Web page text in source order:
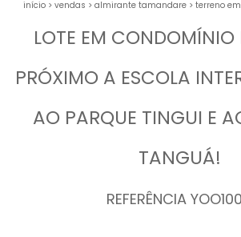
início > vendas > almirante tamandare > terreno
LOTE EM CONDOMÍNIO
PRÓXIMO A ESCOLA
AO PARQUE TINGUI E
TANGUÁ!
REFERÊNCIA